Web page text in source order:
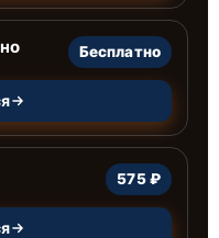
Бесплатно
575 ₽